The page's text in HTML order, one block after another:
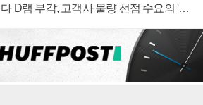
다 D램 부각, 고객사 물량 선점 수요의 '우